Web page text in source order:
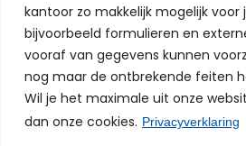
kantoor zo makkelijk mogelijk voor
bijvoorbeeld formulieren en
vooraf van gegevens kunnen
nog maar de ontbrekende feiten
Wil je het maximale uit onze
dan onze cookies. Privacyverklaring
Vrijdag 09:00 tot
Buiten kantoortijden mogelijk op